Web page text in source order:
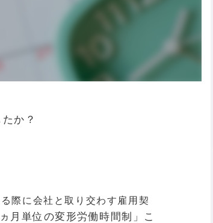
か？
際に会社と取り交わす雇用契
月単位の変形労働時間制」こ